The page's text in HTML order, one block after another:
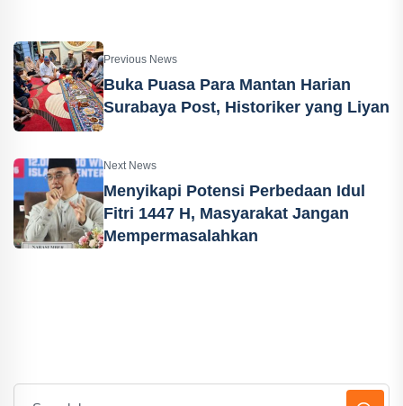
Previous News
Buka Puasa Para Mantan Harian
Surabaya Post, Historiker yang Liyan
Next News
Menyikapi Potensi Perbedaan Idul
Fitri 1447 H, Masyarakat Jangan
Mempermasalahkan